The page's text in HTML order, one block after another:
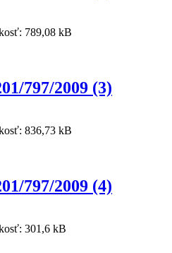
789,08 kB
797/2009 (3)
836,73 kB
797/2009 (4)
301,6 kB